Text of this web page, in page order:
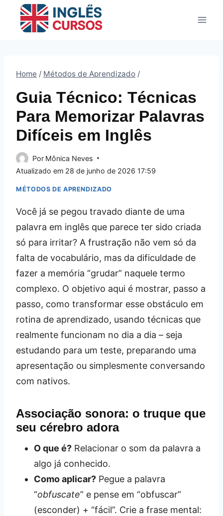
Home / Métodos de Aprendizado /
Guia Técnico: Técnicas
Para Memorizar Palavras
Difíceis em Inglês
Por Mônica Neves
Atualizado em 28 de junho de 2026 17:59
MÉTODOS DE APRENDIZADO
Você já se pegou travado diante de uma
palavra em inglês que parece ter sido criada
só para irritar? A frustração não vem só da
falta de vocabulário, mas da dificuldade de
fazer a memória “grudar” naquele termo
complexo. O objetivo aqui é mostrar, passo a
passo, como transformar esse obstáculo em
rotina de aprendizado, usando técnicas que
realmente funcionam no dia a dia – seja
estudando para um teste, preparando uma
apresentação ou simplesmente conversando
com nativos.
Associação sonora: o truque que
seu cérebro adora
O que é? Relacionar o som da palavra a
algo já conhecido.
Como aplicar? Pegue a palavra
“obfuscate” e pense em “obfuscar”
(esconder) + “fácil”. Crie a frase mental: